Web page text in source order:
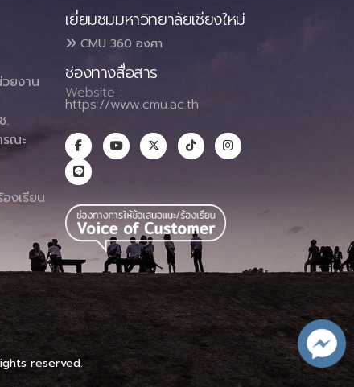
ยงาน
.
ณะ
งเรียน
เยี่ยมชมมหาวิทยาลัยเชียงใหม่
CMU 360 องศา
ช่องทางสื่อสาร
Website :
https://www.cmu.ac.th
reserved.